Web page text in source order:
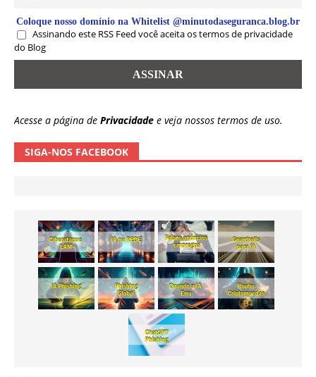
Coloque nosso domínio na Whitelist @minutodaseguranca.blog.br
Assinando este RSS Feed você aceita os termos de privacidade
do Blog
Acesse a página de Privacidade e veja nossos termos de uso.
SIGA-NOS FACEBOOK